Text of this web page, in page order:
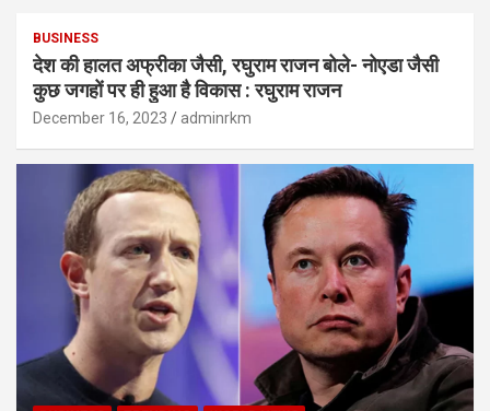
BUSINESS
देश की हालत अफ्रीका जैसी, रघुराम राजन बोले- नोएडा जैसी
कुछ जगहों पर ही हुआ है विकास : रघुराम राजन
December 16, 2023 adminrkm